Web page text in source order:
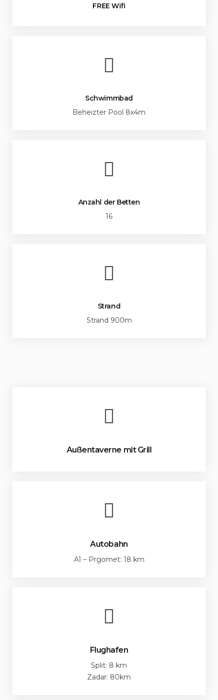
FREE Wifi
Schwimmbad
Beheizter Pool 8x4m
Anzahl der Betten
16
Strand
Strand 900m
Außentaverne mit Grill
Autobahn
A1 – Prgomet: 18 km
Flughafen
Split: 8 km
Zadar: 80km